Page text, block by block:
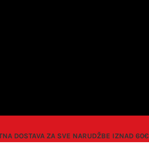
DOSTAVA ZA SVE NARUDŽBE IZNAD 60€